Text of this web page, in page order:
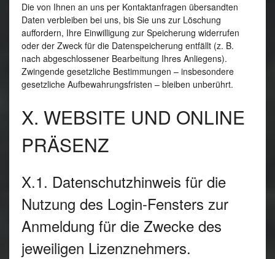
Die von Ihnen an uns per Kontaktanfragen übersandten
Daten verbleiben bei uns, bis Sie uns zur Löschung
auffordern, Ihre Einwilligung zur Speicherung widerrufen
oder der Zweck für die Datenspeicherung entfällt (z. B.
nach abgeschlossener Bearbeitung Ihres Anliegens).
Zwingende gesetzliche Bestimmungen – insbesondere
gesetzliche Aufbewahrungsfristen – bleiben unberührt.
X. WEBSITE UND ONLINE
PRÄSENZ
X.1. Datenschutzhinweis für die
Nutzung des Login-Fensters zur
Anmeldung für die Zwecke des
jeweiligen Lizenznehmers.